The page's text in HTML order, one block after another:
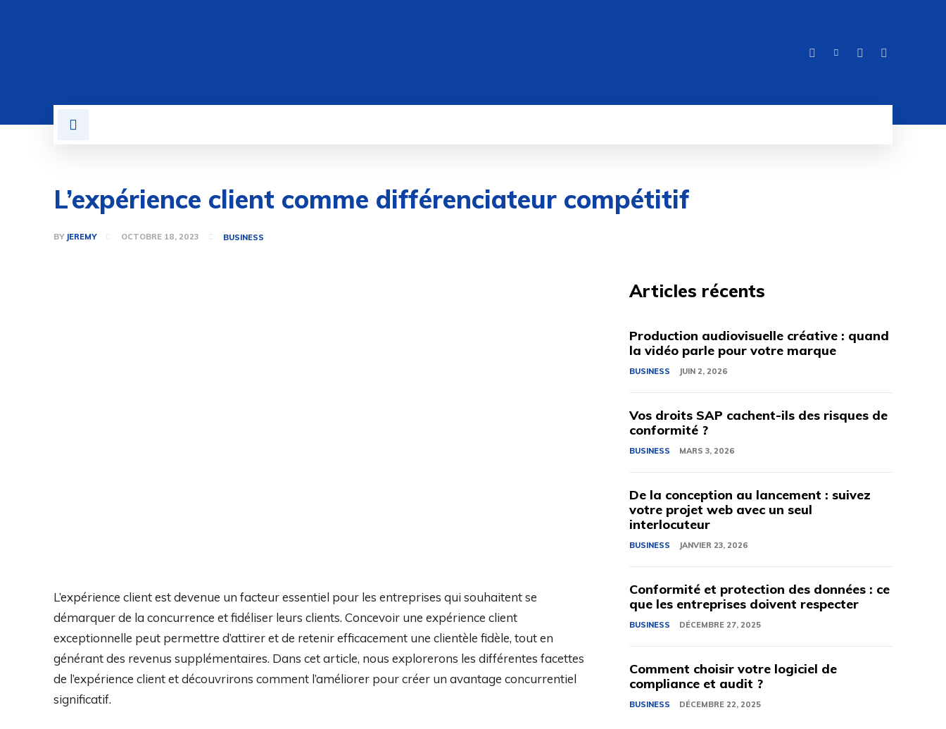
L’expérience client comme différenciateur compétitif
BY JEREMY OCTOBRE 18, 2023 BUSINESS
L’expérience client est devenue un facteur essentiel pour les entreprises qui souhaitent se
démarquer de la concurrence et fidéliser leurs clients. Concevoir une expérience client
exceptionnelle peut permettre d’attirer et de retenir efficacement une clientèle fidèle, tout en
générant des revenus supplémentaires. Dans cet article, nous explorerons les différentes facettes
de l’expérience client et découvrirons comment l’améliorer pour créer un avantage concurrentiel
significatif.
Articles récents
Production audiovisuelle créative : quand
la vidéo parle pour votre marque
BUSINESS JUIN 2, 2026
Vos droits SAP cachent-ils des risques de
conformité ?
BUSINESS MARS 3, 2026
De la conception au lancement : suivez
votre projet web avec un seul
interlocuteur
BUSINESS JANVIER 23, 2026
Conformité et protection des données : ce
que les entreprises doivent respecter
BUSINESS DÉCEMBRE 27, 2025
Comment choisir votre logiciel de
compliance et audit ?
BUSINESS DÉCEMBRE 22, 2025